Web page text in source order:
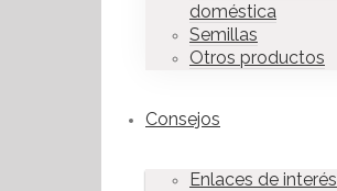
doméstica
Semillas
Otros productos
Consejos
Enlaces de interés